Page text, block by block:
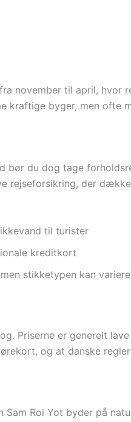
november til april,
byger, men ofte
bør du dog tage
der
til turister
kreditkort
stikketypen kan
Priserne er generelt
og at danske
Roi Yot byder på